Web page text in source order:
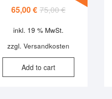
75,00€Original
75,00 €.
65,00€
Current
65,00 €.
inkl. 19 % MwSt.
zzgl.Versandkosten
Add to cart